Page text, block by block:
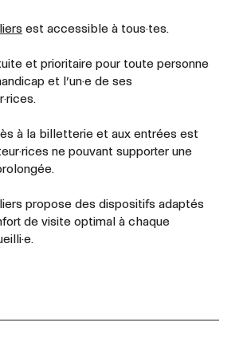
est accessible à tous·tes.
et prioritaire pour toute personne
et l’un·e de ses
à la billetterie et aux entrées est
ne pouvant supporter une
propose des dispositifs adaptés
de visite optimal à chaque